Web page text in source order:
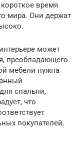
время
мира. Они держат
может
преобладающего
мебели нужна
спальни,
что
покупателей.